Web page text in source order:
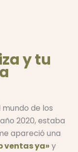
y tu
de los
2020, estaba
apareció una
ventas ya» y